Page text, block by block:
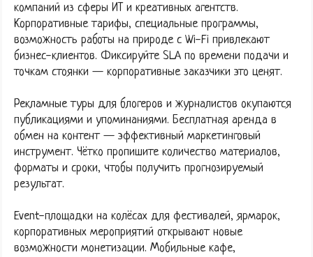
компаний из сферы ИТ и креативных агентств.
Корпоративные тарифы, специальные программы,
возможность работы на природе с Wi-Fi привлекают
бизнес-клиентов. Фиксируйте SLA по времени подачи и
точкам стоянки — корпоративные заказчики это ценят.
Рекламные туры для блогеров и журналистов окупаются
публикациями и упоминаниями. Бесплатная аренда в
обмен на контент — эффективный маркетинговый
инструмент. Чётко пропишите количество материалов,
форматы и сроки, чтобы получить прогнозируемый
результат.
Event-площадки на колёсах для фестивалей, ярмарок,
корпоративных мероприятий открывают новые
возможности монетизации. Мобильные кафе,